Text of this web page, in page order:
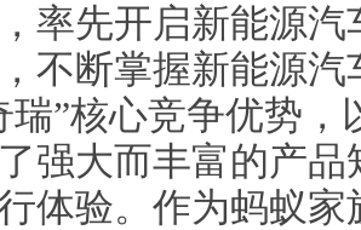
率先开启新能源
不断掌握新能源
瑞”核心竞争优势
强大而丰富的产
体验。作为蚂蚁